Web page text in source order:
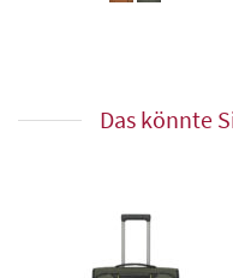
Das könnte